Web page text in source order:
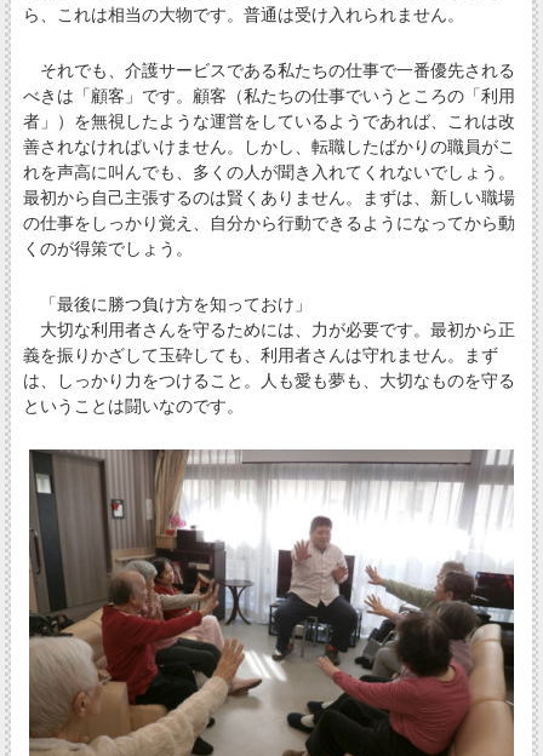
ら、これは相当の大物です。普通は受け入れられません。
それでも、介護サービスである私たちの仕事で一番優先される
べきは「顧客」です。顧客（私たちの仕事でいうところの「利用
者」）を無視したような運営をしているようであれば、これは改
善されなければいけません。しかし、転職したばかりの職員がこ
れを声高に叫んでも、多くの人が聞き入れてくれないでしょう。
最初から自己主張するのは賢くありません。まずは、新しい職場
の仕事をしっかり覚え、自分から行動できるようになってから動
くのが得策でしょう。
「最後に勝つ負け方を知っておけ」
大切な利用者さんを守るためには、力が必要です。最初から正
義を振りかざして玉砕しても、利用者さんは守れません。まず
は、しっかり力をつけること。人も愛も夢も、大切なものを守る
ということは闘いなのです。